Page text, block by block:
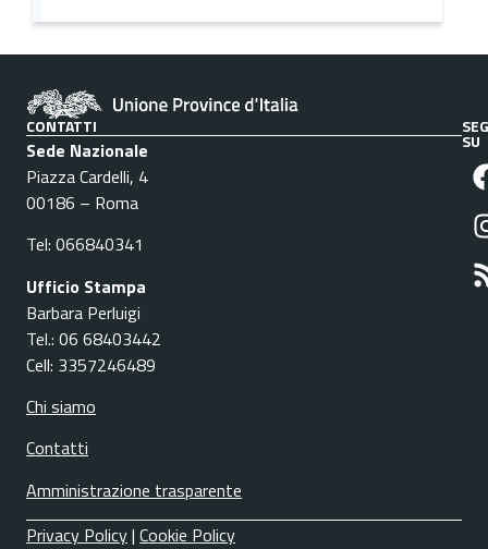
CONTATTI
Sede Nazionale
Piazza Cardelli, 4
00186 – Roma
Tel: 066840341
Ufficio Stampa
Barbara Perluigi
Tel.: 06 68403442
Cell: 3357246489
Chi siamo
Contatti
Amministrazione trasparente
SU
Privacy Policy| Cookie Policy